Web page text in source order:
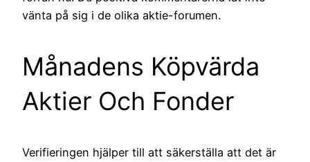
vänta på sig i de olika aktie-forumen.
Månadens Köpvärda
Aktier Och Fonder
Verifieringen hjälper till att säkerställa att det är